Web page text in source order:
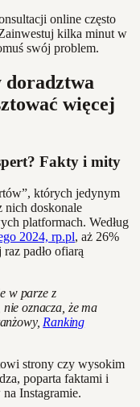
online często
kilka minut w
swój problem.
doradztwa
więcej
Fakty i mity
których jedynym
nich doskonale
platformach. Według
2024, rp.pl, aż 26%
padło ofiarą
w parze z
oznacza, że ma
Ranking
strony czy wysokim
poparta faktami i
Instagramie.